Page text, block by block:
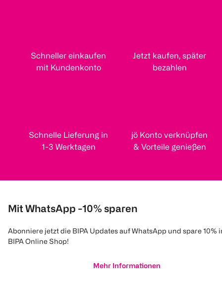
Schneller einkaufen
mit Kundenkonto
Jetzt kaufen, später
bezahlen
Schnelle Lieferung in
1-3 Werktagen
jö Konto verknüpfen
& Vorteile genießen
Mit WhatsApp -10% sparen
Abonniere jetzt die BIPA Updates auf WhatsApp und spare 10%
BIPA Online Shop!
Mehr Informationen